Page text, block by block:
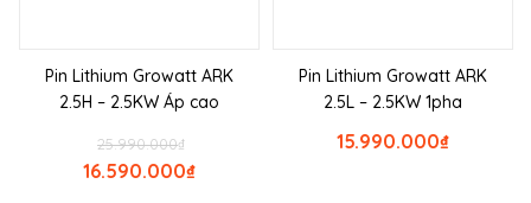
Pin Lithium Growatt ARK
2.5H – 2.5KW Áp cao
₫
25.990.000
₫
16.590.000
Pin Lithium Growatt ARK
2.5L – 2.5KW 1pha
₫
15.990.000